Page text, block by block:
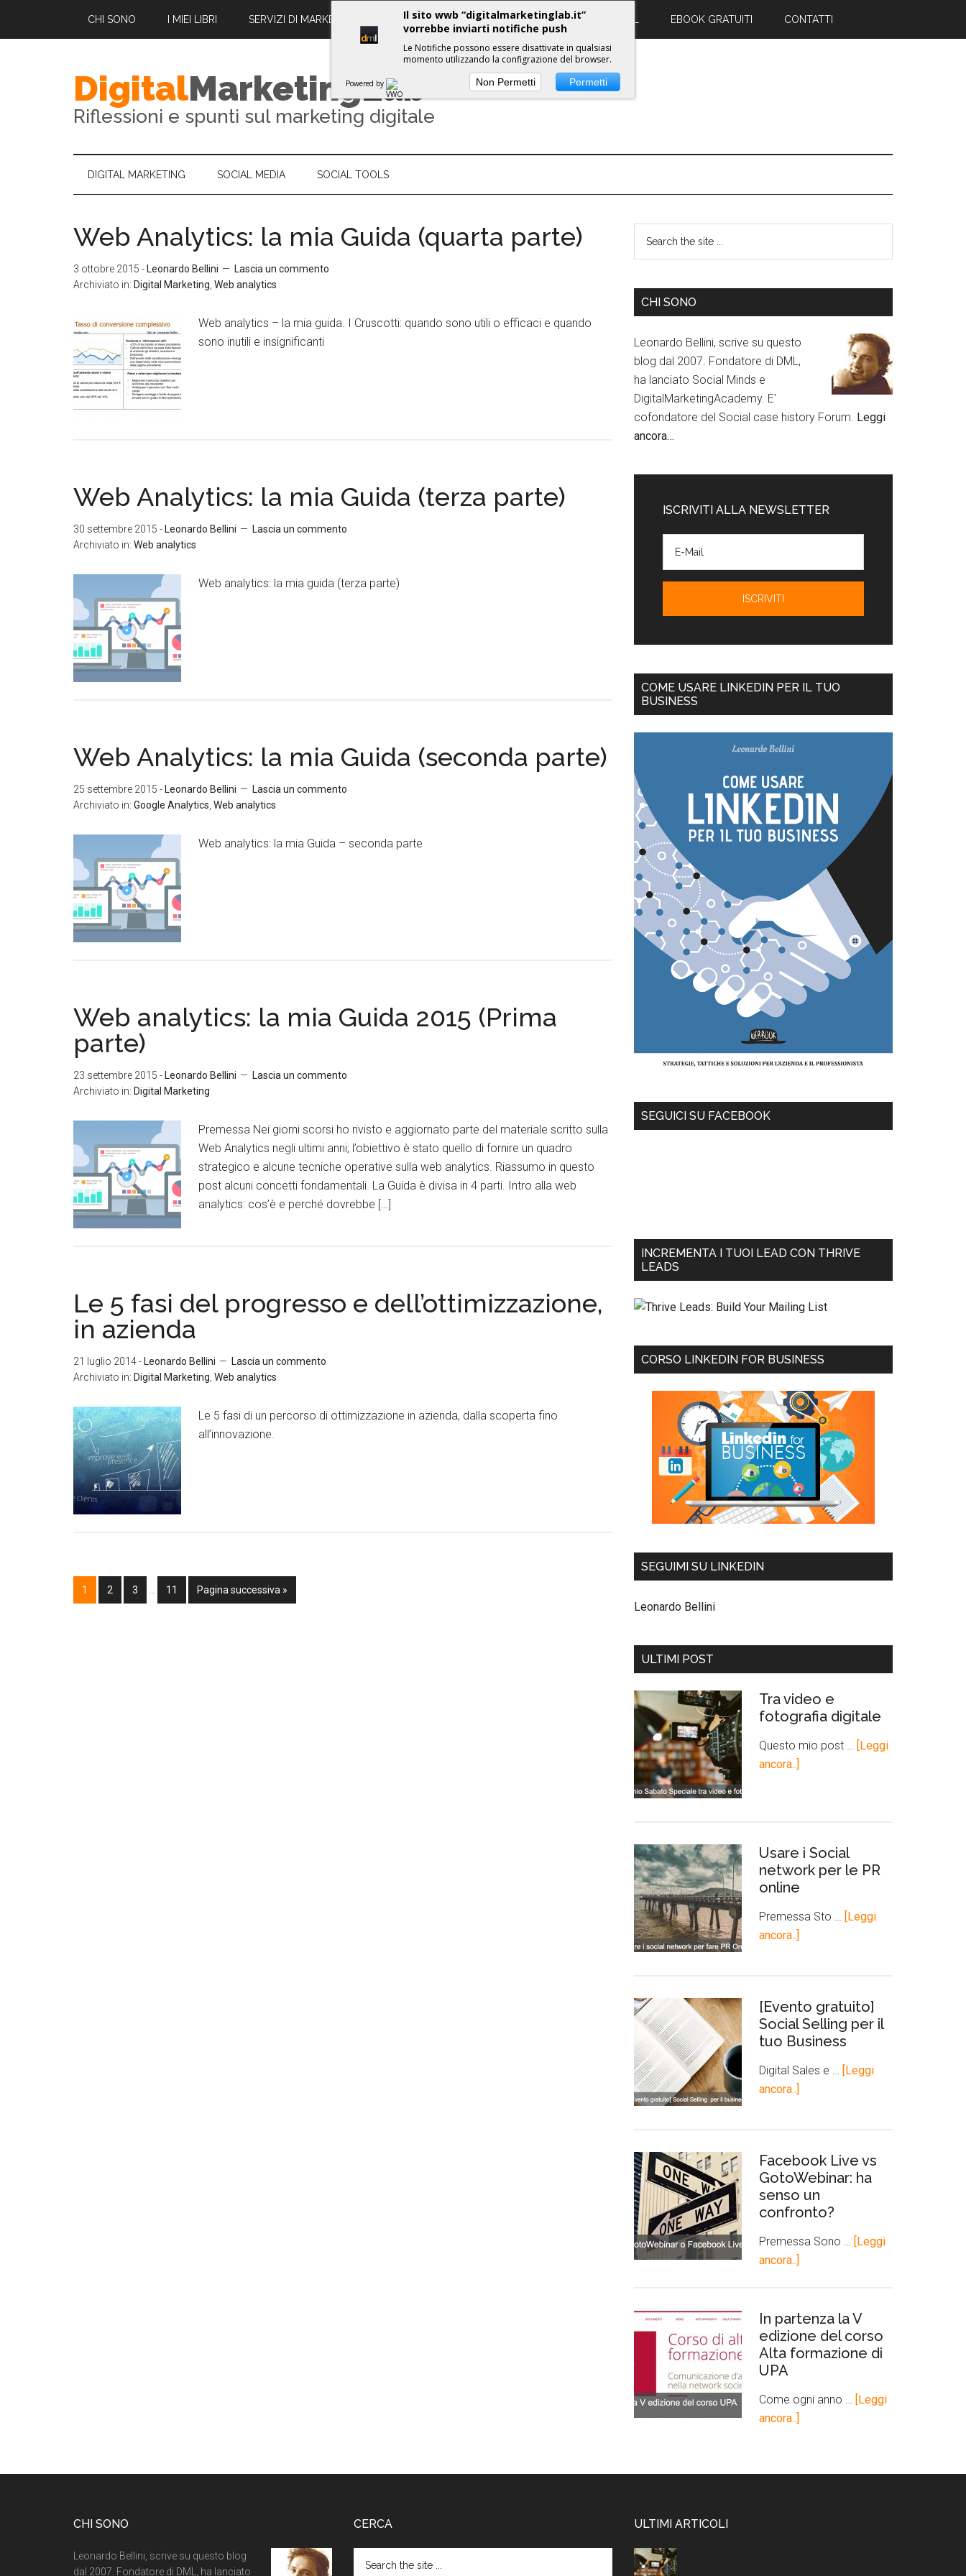
CHI SONO I MIEI LIBRI SERVIZI DI MARKETING DIGITALE PROPULSE WORKSHOPS EBOOK GRATUITI CONTATTI
DigitalMarketingLab
Riflessioni e spunti sul marketing digitale
DIGITAL MARKETING SOCIAL MEDIA SOCIAL TOOLS
Web Analytics: la mia Guida (quarta parte)
3 ottobre 2015 - Leonardo Bellini
Lascia un commento
Archiviato in: Digital Marketing Web analytics
Web analytics – la mia guida. I Cruscotti: quando sono utili o efficaci e quando
sono inutili e insignificanti
Web Analytics: la mia Guida (terza parte)
30 settembre 2015 - Leonardo Bellini
Lascia un commento
Archiviato in: Web analytics
Web analytics: la mia guida (terza parte)
Web Analytics: la mia Guida (seconda parte)
25 settembre 2015 - Leonardo Bellini
Lascia un commento
Archiviato in: Google Analytics Web analytics
Web analytics: la mia Guida – seconda parte
Web analytics: la mia Guida 2015 (Prima
parte)
23 settembre 2015 - Leonardo Bellini
Lascia un commento
Archiviato in: Digital Marketing
Premessa Nei giorni scorsi ho rivisto e aggiornato parte del materiale scritto sulla
Web Analytics negli ultimi anni; l’obiettivo è stato quello di fornire un quadro
strategico e alcune tecniche operative sulla web analytics. Riassumo in questo
post alcuni concetti fondamentali. La Guida è divisa in 4 parti. Intro alla web
analytics: cos’è e perché dovrebbe […]
Le 5 fasi del progresso e dell’ottimizzazione,
in azienda
21 luglio 2014- Leonardo Bellini
Lascia un commento
Archiviato in: Digital Marketing Web analytics
Le 5 fasi di un percorso di ottimizzazione in azienda, dalla scoperta fino
all’innovazione.
1 2 3 11 Pagina successiva »
CHI SONO
Leonardo Bellini, scrive su questo
blog dal 2007. Fondatore di DML,
ha lanciato Social Minds e
DigitalMarketingAcademy. E'
cofondatore del Social case history Forum. Leggi
ancora…
ISCRIVITI ALLA NEWSLETTER
COME USARE LINKEDIN PER IL TUO
BUSINESS
SEGUICI SU FACEBOOK
INCREMENTA I TUOI LEAD CON THRIVE
LEADS
CORSO LINKEDIN FOR BUSINESS
SEGUIMI SU LINKEDIN
Leonardo Bellini
ULTIMI POST
Tra video e
fotografia digitale
Questo mio post …
[Leggi
ancora..]
Usare i Social
network per le PR
online
Premessa Sto …
[Leggi
ancora..]
[Evento gratuito]
Social Selling per il
tuo Business
Digital Sales e …
[Leggi
ancora..]
Facebook Live vs
GotoWebinar: ha
senso un
confronto?
Premessa Sono …
[Leggi
ancora..]
In partenza la V
edizione del corso
Alta formazione di
UPA
Come ogni anno …
[Leggi
ancora..]
CHI SONO
Leonardo Bellini, scrive su questo blog
dal 2007. Fondatore di DML, ha lanciato
CERCA ULTIMI ARTICOLI
Il sito wwb “digitalmarketinglab.it”
vorrebbe inviarti notifiche push
Le Notifiche possono essere disattivate in qualsiasi
momento utilizzando la configrazione del browser.
Powered by Non Permetti Permetti